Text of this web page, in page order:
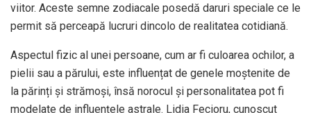
viitor. Aceste semne zodiacale posedă daruri speciale ce le
permit să perceapă lucruri dincolo de realitatea cotidiană.
Aspectul fizic al unei persoane, cum ar fi culoarea ochilor, a
pielii sau a părului, este influențat de genele moștenite de
la părinți și strămoși, însă norocul și personalitatea pot fi
modelate de influențele astrale. Lidia Fecioru, cunoscut